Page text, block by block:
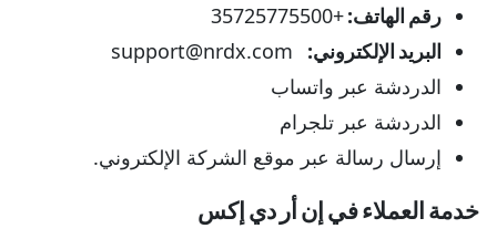
رقم الهاتف:+35725775500
البريد الإلكتروني:
الدردشة عبر واتساب
الدردشة عبر تلجرام
إرسال رسالة عبر موقع الشركة الإلكتروني.
خدمة العملاء في إن أر دي إكس